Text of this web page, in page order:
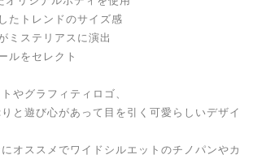
たトレンドのサイズ感
ミステリアスに演出
ルをセレクト
やグラフィティロゴ、
と遊び心があって目を引く可愛らしいデザイ
オススメでワイドシルエットのチノパンやカ